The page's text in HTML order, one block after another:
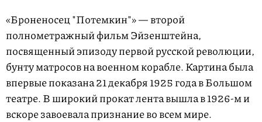
«Броненосец "Потемкин"» — второй
полнометражный фильм Эйзенштейна,
посвященный эпизоду первой русской революции,
бунту матросов на военном корабле. Картина была
впервые показана 21 декабря 1925 года в Большом
театре. В широкий прокат лента вышла в 1926-м и
вскоре завоевала признание во всем мире.